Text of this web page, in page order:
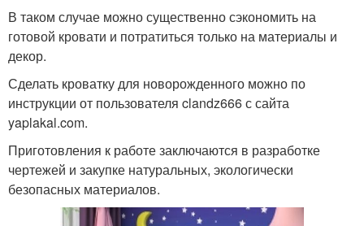
В таком случае можно существенно сэкономить на
готовой кровати и потратиться только на материалы и
декор.
Сделать кроватку для новорожденного можно по
инструкции от пользователя clandz666 с сайта
yaplakal.com.
Приготовления к работе заключаются в разработке
чертежей и закупке натуральных, экологически
безопасных материалов.